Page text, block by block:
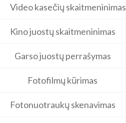
Video kasečių skaitmeninimas
Kino juostų skaitmeninimas
Garso juostų perrašymas
Fotofilmų kūrimas
Fotonuotraukų skenavimas